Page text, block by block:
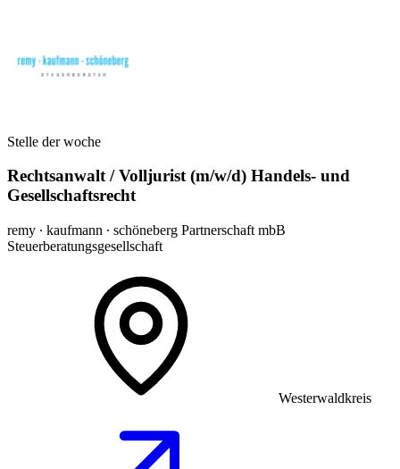
Stelle der woche
Rechtsanwalt / Volljurist (m/w/d) Handels- und
Gesellschaftsrecht
remy ∙ kaufmann ∙ schöneberg Partnerschaft mbB
Steuerberatungsgesellschaft
Westerwaldkreis